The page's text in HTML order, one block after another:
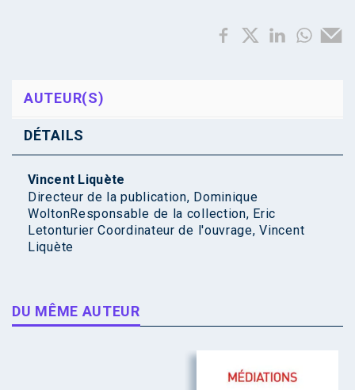
AUTEUR(S)
DÉTAILS
Vincent Liquète
Directeur de la publication, Dominique
WoltonResponsable de la collection, Eric
Letonturier Coordinateur de l'ouvrage, Vincent
Liquète
DU MÊME AUTEUR